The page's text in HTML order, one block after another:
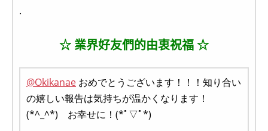
.
☆ 業界好友們的由衷祝福 ☆
@Okikanae おめでとうございます！！！知り合い
の嬉しい報告は気持ちが温かくなります！
(*^_^*) お幸せに！(*ﾟ▽ﾟ*)